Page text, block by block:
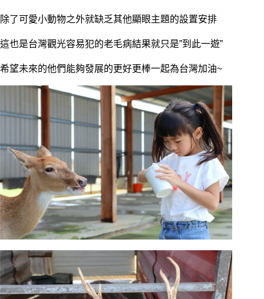
除了可愛小動物之外就缺乏其他顯眼主題的設置安排
這也是台灣觀光容易犯的老毛病結果就只是”到此一遊”
希望未來的他們能夠發展的更好更棒一起為台灣加油~